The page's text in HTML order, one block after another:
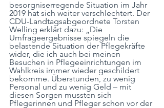
besorgniserregende Situation im Jahr
2019 hat sich weiter verschlechtert. Der
CDU-Landtagsabgeordnete Torsten
Welling erklärt dazu: „Die
Umfrageergebnisse spiegeln die
belastende Situation der Pflegekräfte
wider, die ich auch bei meinen
Besuchen in Pflegeeinrichtungen im
Wahlkreis immer wieder geschildert
bekomme. Überstunden, zu wenig
Personal und zu wenig Geld – mit
diesen Sorgen mussten sich
Pflegerinnen und Pfleger schon vor der